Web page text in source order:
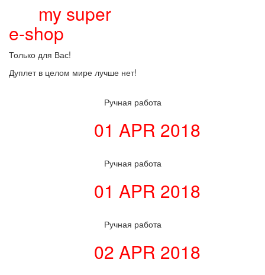
my super
e-shop
Только для Вас!
Дуплет в целом мире лучше нет!
Ручная работа
01 APR 2018
Ручная работа
01 APR 2018
Ручная работа
02 APR 2018